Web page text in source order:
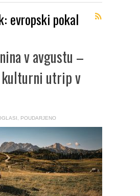
evropski pokal
v avgustu –
utrip v
POUDARJENO